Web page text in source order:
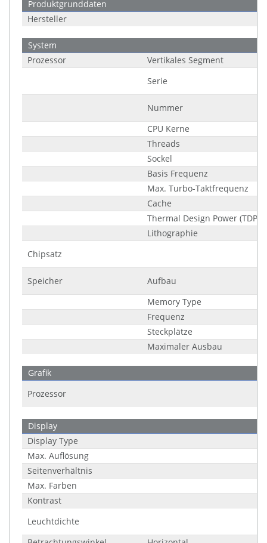
Produktgrunddaten
Hersteller
System
Prozessor
Vertikales Segment
Serie
Nummer
CPU Kerne
Threads
Sockel
Basis Frequenz
Max. Turbo-Taktfrequenz
Cache
Thermal Design Power (TDP)
Lithographie
Chipsatz
Speicher
Aufbau
Memory Type
Frequenz
Steckplätze
Maximaler Ausbau
Grafik
Prozessor
Display
Display Type
Max. Auflösung
Seitenverhältnis
Max. Farben
Kontrast
Leuchtdichte